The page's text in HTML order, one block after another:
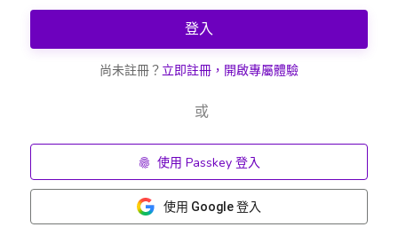
登入
尚未註冊？立即註冊，開啟專屬體驗
或
使用 Passkey 登入
使用 Google 登入